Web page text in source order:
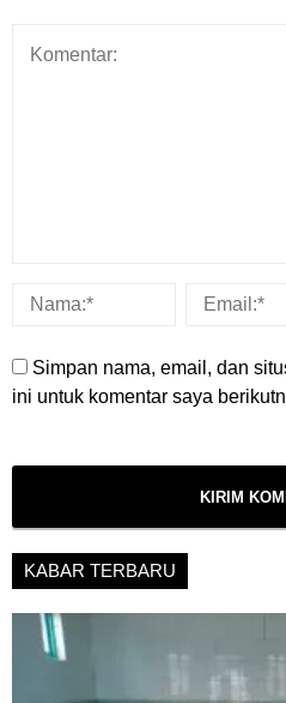
Simpan nama, email, dan
ini untuk komentar saya
KABAR TERBARU